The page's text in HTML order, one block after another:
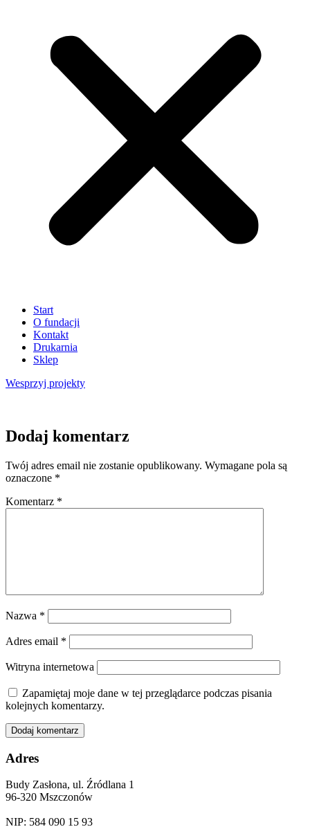
Start
O fundacji
Kontakt
Drukarnia
Sklep
Wesprzyj projekty
Dodaj komentarz
Twój adres email nie zostanie opublikowany. Wymagane pola są
oznaczone *
Komentarz *
Nazwa *
Adres email *
Witryna internetowa
Zapamiętaj moje dane w tej przeglądarce podczas pisania
kolejnych komentarzy.
Adres
Budy Zasłona, ul. Źródlana 1
96-320 Mszczonów
NIP: 584 090 15 93